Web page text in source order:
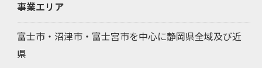
事業エリア
富士市・沼津市・富士宮市を中心に静岡県全域及び近
県